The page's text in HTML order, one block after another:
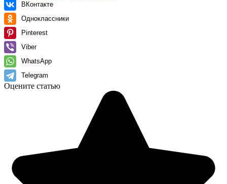
ВКонтакте
Одноклассники
Pinterest
Viber
WhatsApp
Telegram
Оцените статью